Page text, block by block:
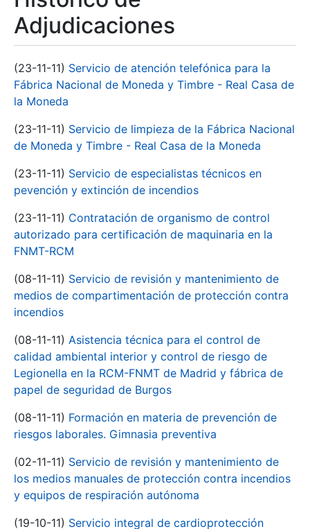
Adjudicaciones
(23-11-11) Servicio de atención telefónica para la
Fábrica Nacional de Moneda y Timbre - Real Casa de
la Moneda
(23-11-11) Servicio de limpieza de la Fábrica Nacional
de Moneda y Timbre - Real Casa de la Moneda
(23-11-11) Servicio de especialistas técnicos en
pevención y extinción de incendios
(23-11-11) Contratación de organismo de control
autorizado para certificación de maquinaria en la
FNMT-RCM
(08-11-11) Servicio de revisión y mantenimiento de
medios de compartimentación de protección contra
incendios
(08-11-11) Asistencia técnica para el control de
calidad ambiental interior y control de riesgo de
Legionella en la RCM-FNMT de Madrid y fábrica de
papel de seguridad de Burgos
(08-11-11) Formación en materia de prevención de
riesgos laborales. Gimnasia preventiva
(02-11-11) Servicio de revisión y mantenimiento de
los medios manuales de protección contra incendios
y equipos de respiración autónoma
(19-10-11) Servicio integral de cardioprotección